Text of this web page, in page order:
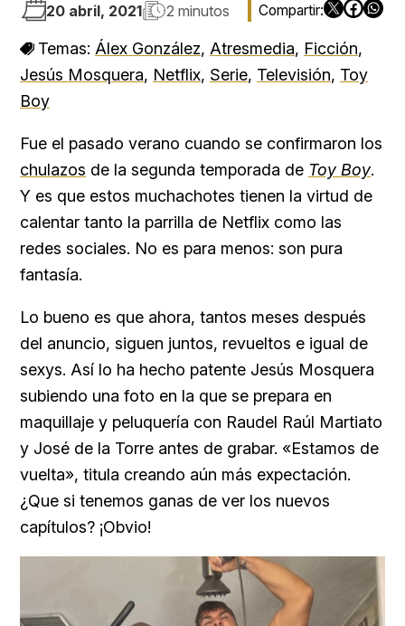
20 abril, 2021 2 minutos
Temas: Álex González, Atresmedia, Ficción,
Jesús Mosquera, Netflix, Serie, Televisión, Toy
Boy
Fue el pasado verano cuando se confirmaron los
chulazos de la segunda temporada de Toy Boy.
Y es que estos muchachotes tienen la virtud de
calentar tanto la parrilla de Netflix como las
redes sociales. No es para menos: son pura
fantasía.
Lo bueno es que ahora, tantos meses después
del anuncio, siguen juntos, revueltos e igual de
sexys. Así lo ha hecho patente Jesús Mosquera
subiendo una foto en la que se prepara en
maquillaje y peluquería con Raudel Raúl Martiato
y José de la Torre antes de grabar. «Estamos de
vuelta», titula creando aún más expectación.
¿Que si tenemos ganas de ver los nuevos
capítulos? ¡Obvio!